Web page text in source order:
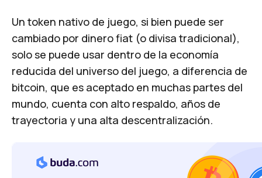
Un token nativo de juego, si bien puede ser
cambiado por dinero fiat (o divisa tradicional),
solo se puede usar dentro de la economía
reducida del universo del juego, a diferencia de
bitcoin, que es aceptado en muchas partes del
mundo, cuenta con alto respaldo, años de
trayectoria y una alta descentralización.